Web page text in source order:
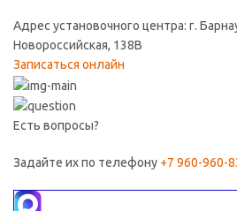
Адрес установочного центра: г.
Новороссийская, 138В
Записаться онлайн
Есть вопросы?
Задайте их по телефону +7 960-960-